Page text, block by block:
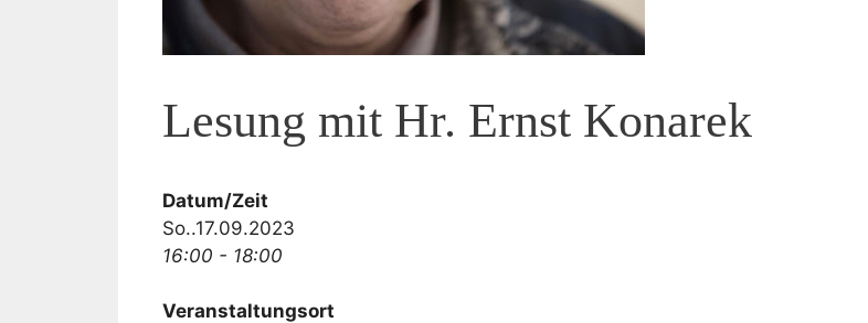
Lesung mit Hr. Ernst Konarek
Datum/Zeit
So..17.09.2023
16:00 - 18:00
Veranstaltungsort